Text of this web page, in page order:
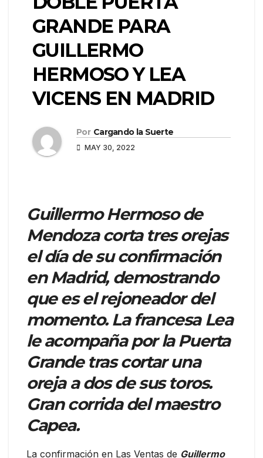
GRANDE PARA
GUILLERMO
HERMOSO Y LEA
VICENS EN MADRID
Por Cargando la Suerte
MAY 30, 2022
Guillermo Hermoso de
Mendoza corta tres orejas
el día de su confirmación
en Madrid, demostrando
que es el rejoneador del
momento. La francesa Lea
le acompaña por la Puerta
Grande tras cortar una
oreja a dos de sus toros.
Gran corrida del maestro
Capea.
La confirmación en Las Ventas de Guillermo